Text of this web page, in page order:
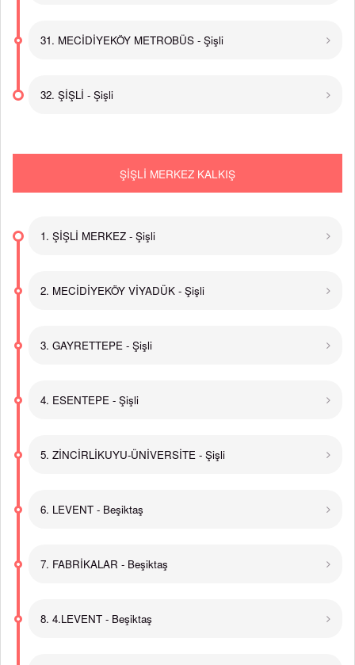
31. MECİDİYEKÖY METROBÜS - Şişli
32. ŞİŞLİ - Şişli
ŞİŞLİ MERKEZ KALKIŞ
1. ŞİŞLİ MERKEZ - Şişli
2. MECİDİYEKÖY VİYADÜK - Şişli
3. GAYRETTEPE - Şişli
4. ESENTEPE - Şişli
5. ZİNCİRLİKUYU-ÜNİVERSİTE - Şişli
6. LEVENT - Beşiktaş
7. FABRİKALAR - Beşiktaş
8. 4.LEVENT - Beşiktaş